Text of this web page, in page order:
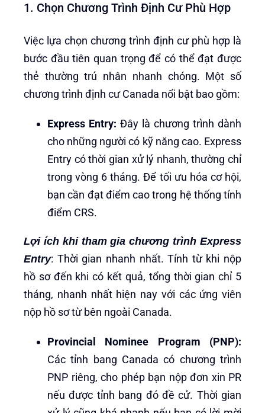
1. Chọn Chương Trình Định Cư Phù Hợp
Việc lựa chọn chương trình định cư phù hợp là
bước đầu tiên quan trọng để có thể đạt được
thẻ thường trú nhân nhanh chóng. Một số
chương trình định cư Canada nổi bật bao gồm:
Express Entry: Đây là chương trình dành
cho những người có kỹ năng cao. Express
Entry có thời gian xử lý nhanh, thường chỉ
trong vòng 6 tháng. Để tối ưu hóa cơ hội,
bạn cần đạt điểm cao trong hệ thống tính
điểm CRS.
Lợi ích khi tham gia chương trình Express
Entry: Thời gian nhanh nhất. Tính từ khi nộp
hồ sơ đến khi có kết quả, tổng thời gian chỉ 5
tháng, nhanh nhất hiện nay với các ứng viên
nộp hồ sơ từ bên ngoài Canada.
Provincial Nominee Program (PNP):
Các tỉnh bang Canada có chương trình
PNP riêng, cho phép bạn nộp đơn xin PR
nếu được tỉnh bang đó đề cử. Thời gian